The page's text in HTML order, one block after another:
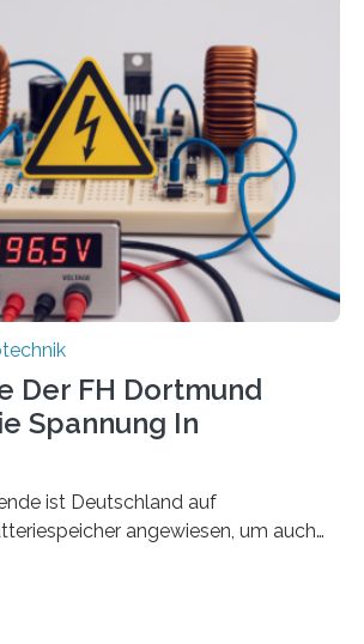
werden vom Europäischen
(ESF+) gefördert – mit einer
mehr als zwei Millionen Euro.
zu den großen
aktuellen Förderrunde des
Im
direkte Wissenstransfer: Neue
Erkenntnisse sollen rasch in die
Der FH Dortmund
Spannung In
ist Deutschland auf
angewiesen, um auch
Zahl einzelner Batteriezellen,